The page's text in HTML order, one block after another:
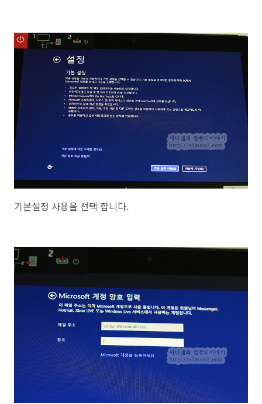
기본설정 사용을 선택 합니다.